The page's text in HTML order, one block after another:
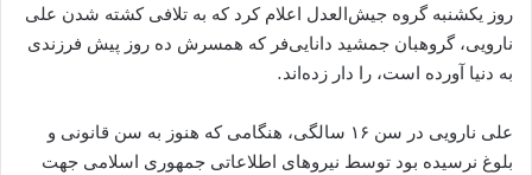
روز یکشنبه گروه جیش‌العدل اعلام کرد که به تلافی کشته شدن علی
نارویی، گروهبان جمشید دانایی‌فر که همسرش ده روز پیش فرزندی
به دنیا آورده است، را دار زده‌اند.
علی نارویی در سن ۱۶ سالگی، هنگامی که هنوز به سن قانونی و
بلوغ نرسیده بود توسط نیروهای اطلاعاتی جمهوری اسلامی جهت